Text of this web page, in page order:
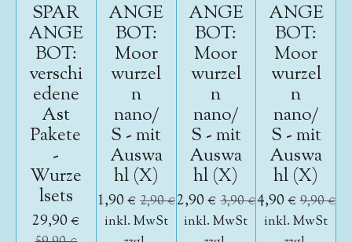
SPAR
ANGE
BOT:
verschi
edene
Ast
Pakete
-
Wurze
lsets
29,90 €
ANGE
BOT:
Moor
wurzel
n
nano/
S - mit
Auswa
hl (X)
1,90 € 2,90 €
inkl. MwSt
ANGE
BOT:
Moor
wurzel
n
nano/
S - mit
Auswa
hl (X)
2,90 € 3,90 €
inkl. MwSt
ANGE
BOT:
Moor
wurzel
n
nano/
S - mit
Auswa
hl (X)
4,90 €9,90 €
inkl. MwSt